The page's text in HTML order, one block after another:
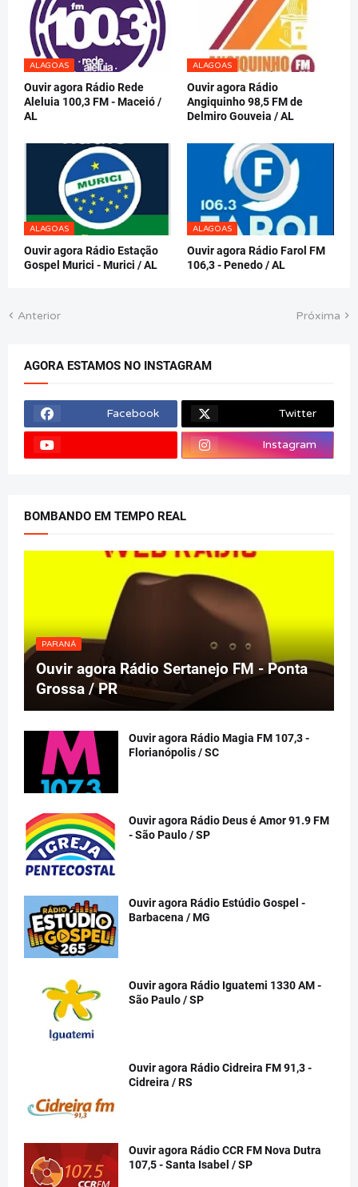
ALAGOAS
Ouvir agora Rádio Rede
Aleluia 100,3 FM - Maceió /
AL
ALAGOAS
Ouvir agora Rádio
Angiquinho 98,5 FM de
Delmiro Gouveia / AL
ALAGOAS
Ouvir agora Rádio Estação
Gospel Murici - Murici / AL
ALAGOAS
Ouvir agora Rádio Farol FM
106,3 - Penedo / AL
Anterior Próxima
AGORA ESTAMOS NO INSTAGRAM
Facebook Twitter
Instagram
BOMBANDO EM TEMPO REAL
PARANÁ
Ouvir agora Rádio Sertanejo FM - Ponta
Grossa / PR
Ouvir agora Rádio Magia FM 107,3 -
Florianópolis / SC
Ouvir agora Rádio Deus é Amor 91.9 FM
- São Paulo / SP
Ouvir agora Rádio Estúdio Gospel -
Barbacena / MG
Ouvir agora Rádio Iguatemi 1330 AM -
São Paulo / SP
Ouvir agora Rádio Cidreira FM 91,3 -
Cidreira / RS
Ouvir agora Rádio CCR FM Nova Dutra
107,5 - Santa Isabel / SP